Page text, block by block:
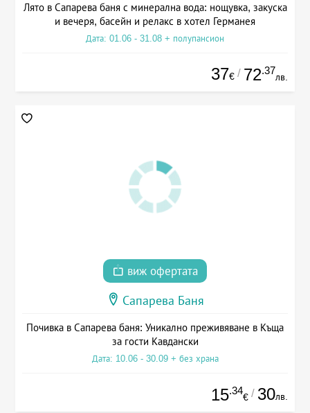
Лято в Сапарева баня с минерална вода: нощувка, закуска
и вечеря, басейн и релакс в хотел Германея
Дата: 01.06 - 31.08 + полупансион
37€ / 72.37
лв.
виж офертата
Сапарева Баня
Почивка в Сапарева баня: Уникално преживяване в Къща
за гости Кавдански
Дата: 10.06 - 30.09 + без храна
15.34
€ / 30лв.